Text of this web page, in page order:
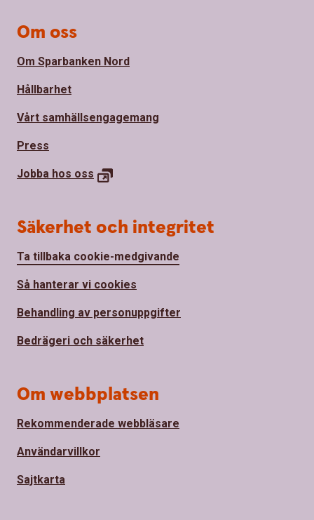
Om oss
Om Sparbanken Nord
Hållbarhet
Vårt samhällsengagemang
Press
Jobba hos oss
Säkerhet och integritet
Ta tillbaka cookie-medgivande
Så hanterar vi cookies
Behandling av personuppgifter
Bedrägeri och säkerhet
Om webbplatsen
Rekommenderade webbläsare
Användarvillkor
Sajtkarta